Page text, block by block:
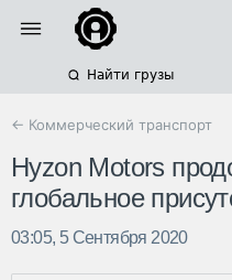
Найти грузы
← Коммерческий транспорт
Hyzon Motors
глобальное
03:05, 5 Сентября 2020